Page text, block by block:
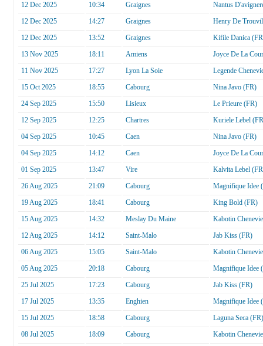
12 Dec 2025
10:34 Graignes
Nantus
12 Dec 2025
14:27 Graignes
Henry De
12 Dec 2025
13:52 Graignes
Kifile Danica
13 Nov 2025
18:11 Amiens
Joyce De La
11 Nov 2025
17:27 Lyon La Soie
Legende
15 Oct 2025
18:55 Cabourg
Nina Javo (FR)
24 Sep 2025
15:50 Lisieux
Le Prieure (FR)
12 Sep 2025
12:25 Chartres
Kuriele Lebel
04 Sep 2025
10:45 Caen
Nina Javo (FR)
04 Sep 2025
14:12 Caen
Joyce De La
01 Sep 2025
13:47 Vire
Kalvita Lebel
26 Aug 2025
21:09 Cabourg
Magnifique Idee
19 Aug 2025
18:41 Cabourg
King Bold (FR)
15 Aug 2025
14:32 Meslay Du Maine
Kabotin
12 Aug 2025
14:12 Saint-Malo
Jab Kiss (FR)
06 Aug 2025
15:05 Saint-Malo
Kabotin
05 Aug 2025
20:18 Cabourg
Magnifique Idee
25 Jul 2025
17:23 Cabourg
Jab Kiss (FR)
17 Jul 2025
13:35 Enghien
Magnifique Idee
15 Jul 2025
18:58 Cabourg
Laguna Seca (FR)
08 Jul 2025
18:09 Cabourg
Kabotin